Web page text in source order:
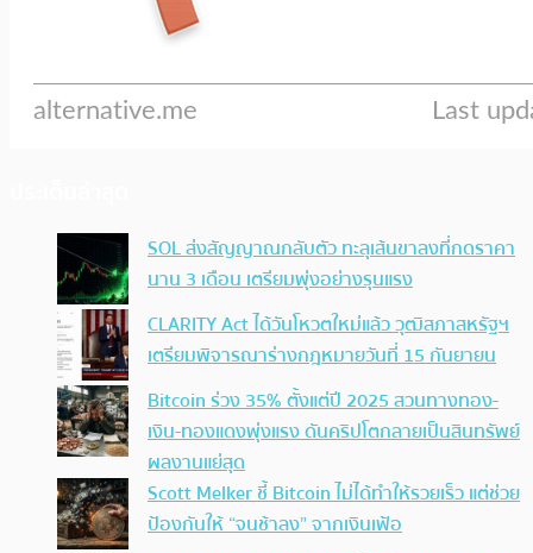
SOL ส่งสัญญาณกลับตัว ทะลุเส้นขาลงที่กดราคา
นาน 3 เดือน เตรียมพุ่งอย่างรุนแรง
CLARITY Act ได้วันโหวตใหม่แล้ว วุฒิสภาสหรัฐฯ
เตรียมพิจารณาร่างกฎหมายวันที่ 15 กันยายน
Bitcoin ร่วง 35% ตั้งแต่ปี 2025 สวนทางทอง-
เงิน-ทองแดงพุ่งแรง ดันคริปโตกลายเป็นสินทรัพย์
ผลงานแย่สุด
Scott Melker ชี้ Bitcoin ไม่ได้ทำให้รวยเร็ว แต่ช่วย
ป้องกันให้ “จนช้าลง” จากเงินเฟ้อ